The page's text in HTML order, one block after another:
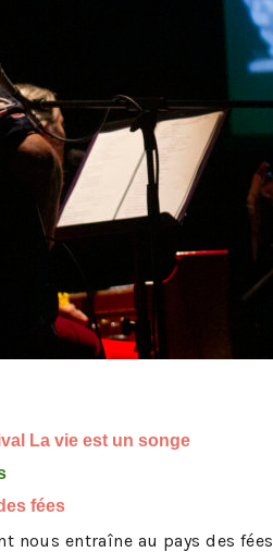
La vie est un songe
fées
nous entraîne au pays des